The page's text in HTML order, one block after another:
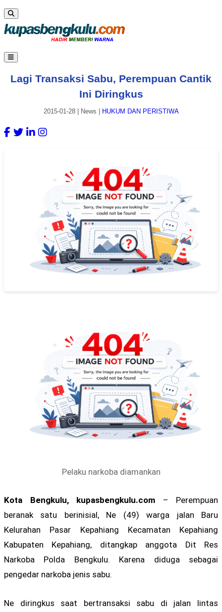
Lagi Transaksi Sabu, Perempuan Cantik
Ini Diringkus
2015-01-28| News HUKUM DAN PERISTIWA
Pelaku narkoba diamankan
Kota Bengkulu, kupasbengkulu.com – Perempuan
beranak satu berinisial, Ne (49) warga jalan Baru
Kelurahan Pasar Kepahiang Kecamatan Kepahiang
Kabupaten Kepahiang, ditangkap anggota Dit Res
Narkoba Polda Bengkulu. Karena diduga sebagai
pengedar narkoba jenis sabu.
Ne diringkus saat bertransaksi sabu di jalan lintas